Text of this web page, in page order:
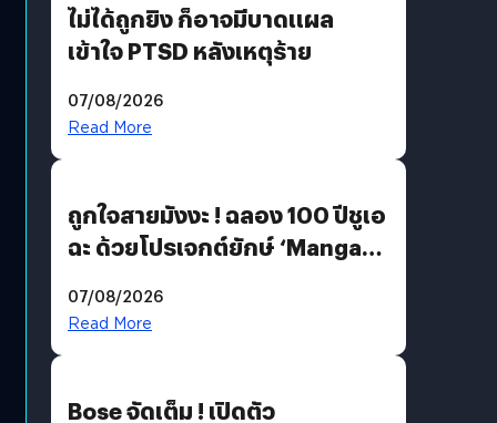
ไม่ได้ถูกยิง ก็อาจมีบาดแผล
เข้าใจ PTSD หลังเหตุร้าย
07/08/2026
Read More
ถูกใจสายมังงะ ! ฉลอง 100 ปีชูเอ
ฉะ ด้วยโปรเจกต์ยักษ์ ‘Manga
มีภาษาไทยด้วย
07/08/2026
Read More
Bose จัดเต็ม ! เปิดตัว